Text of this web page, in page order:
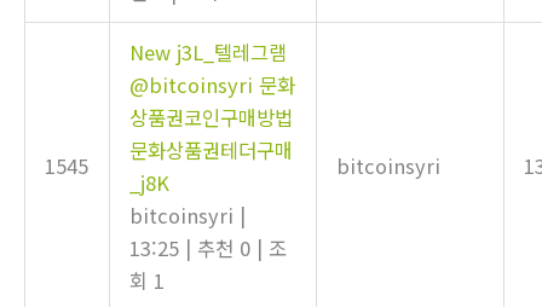
1545
New j3L_텔레그램
@bitcoinsyri 문화
상품권코인구매방법
문화상품권테더구매
_j8K
bitcoinsyri |
13:25 | 추천 0 | 조
회 1
bitcoinsyri